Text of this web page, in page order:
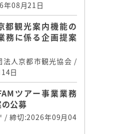
年08月21日
都観光案内機能の
務に係る企画提案
法人京都市観光協会 /
日
ツアー事業業務
公募
/ 締切:2026年09月04